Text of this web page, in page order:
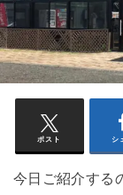
ポスト シ
今日ご紹介する